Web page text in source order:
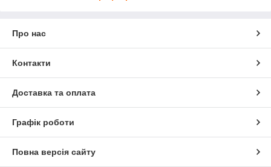
Про нас
Контакти
Доставка та оплата
Графік роботи
Повна версія сайту